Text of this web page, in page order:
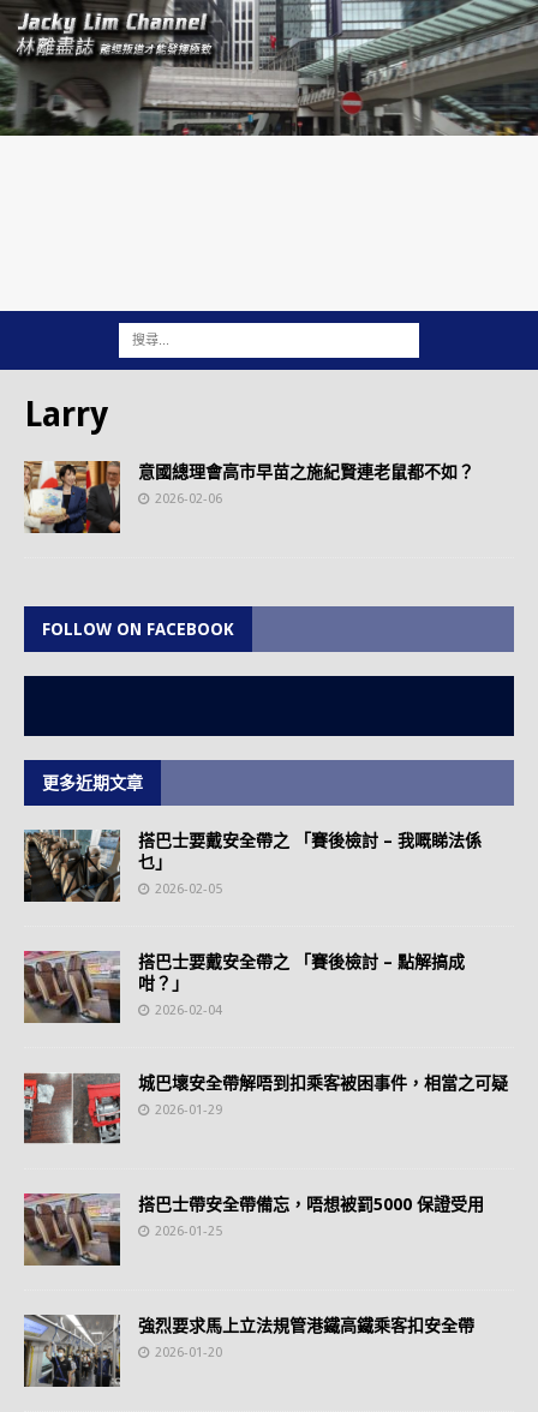
Larry
意國總理會高市早苗之施紀賢連老鼠都不如？
2026-02-06
FOLLOW ON FACEBOOK
更多近期文章
搭巴士要戴安全帶之 「賽後檢討 – 我嘅睇法係
乜」
2026-02-05
搭巴士要戴安全帶之 「賽後檢討 – 點解搞成
咁？」
2026-02-04
城巴壞安全帶解唔到扣乘客被困事件，相當之可疑
2026-01-29
搭巴士帶安全帶備忘，唔想被罰5000 保證受用
2026-01-25
強烈要求馬上立法規管港鐵高鐵乘客扣安全帶
2026-01-20